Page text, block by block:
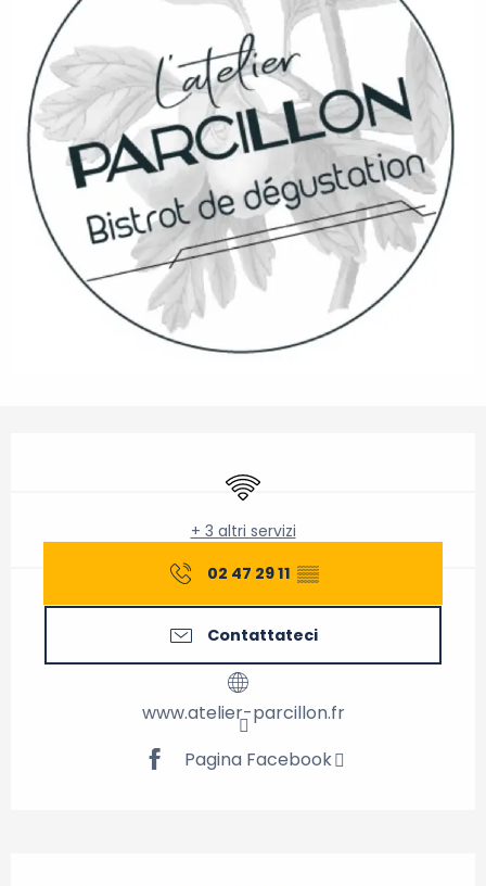
Wi-Fi
+ 3 altri servizi
02 47 29 11 ▒▒
Contattateci
www.atelier-parcillon.fr
Pagina Facebook